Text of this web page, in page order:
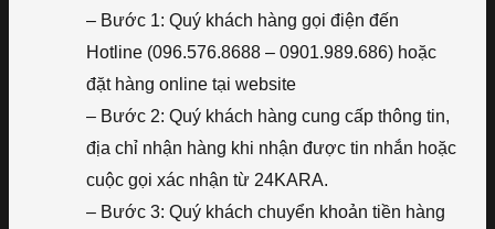
– Bước 1: Quý khách hàng gọi điện đến
Hotline (096.576.8688 – 0901.989.686) hoặc
đặt hàng online tại website
– Bước 2: Quý khách hàng cung cấp thông tin,
địa chỉ nhận hàng khi nhận được tin nhắn hoặc
cuộc gọi xác nhận từ 24KARA.
– Bước 3: Quý khách chuyển khoản tiền hàng